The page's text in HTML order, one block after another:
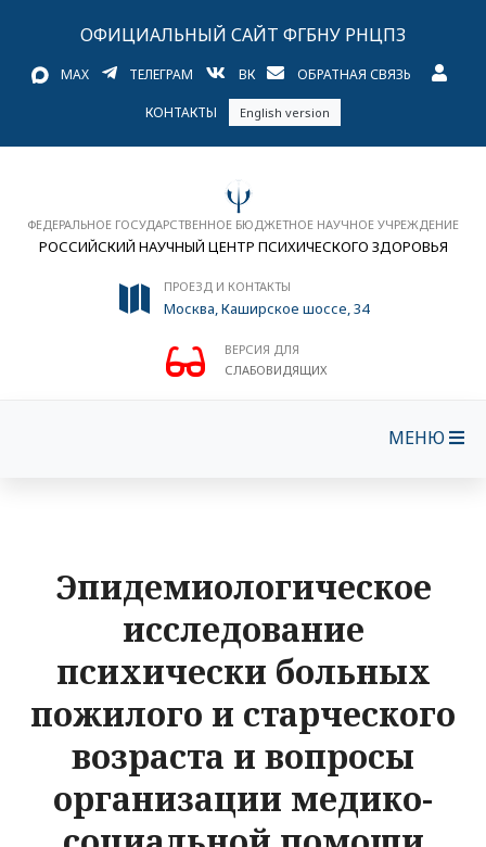
ОФИЦИАЛЬНЫЙ САЙТ ФГБНУ РНЦПЗ
MAX ТЕЛЕГРАМ ВК ОБРАТНАЯ СВЯЗЬ
КОНТАКТЫ English version
ФЕДЕРАЛЬНОЕ ГОСУДАРСТВЕННОЕ БЮДЖЕТНОЕ НАУЧНОЕ УЧРЕЖДЕНИЕ
РОССИЙСКИЙ НАУЧНЫЙ ЦЕНТР ПСИХИЧЕСКОГО ЗДОРОВЬЯ
ПРОЕЗД И КОНТАКТЫ
Москва, Каширское шоссе, 34
ВЕРСИЯ ДЛЯ
СЛАБОВИДЯЩИХ
МЕНЮ
Эпидемиологическое
исследование
психически больных
пожилого и старческого
возраста и вопросы
организации медико-